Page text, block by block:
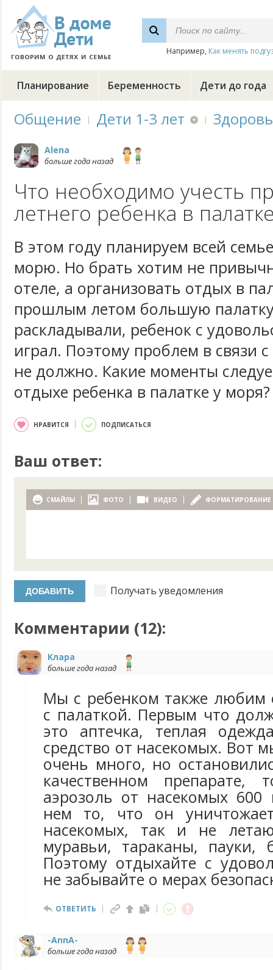
Например, Как менять
Планирование Беременность Дети до года
Общение Дети 1-3 лет
Alena
больше года назад
Что необходимо учесть
летнего ребенка в
В этом году планируем всей
морю. Но брать хотим не
отеле, а организовать отдых в
прошлым летом большую
раскладывали, ребенок с
играл. Поэтому проблем в связи
не должно. Какие моменты
отдыхе ребенка в палатке у моря?
НРАВИТСЯ ПОДПИСАТЬСЯ
Ваш ответ:
СМАЙЛЫ ФОТО ВИДЕО ФОРМАТИРОВАНИЕ
Получать уведомления
Комментарии (12):
Клара
больше года назад
Мы с ребенком также любим
с палаткой. Первым что
это аптечка, теплая
средство от насекомых. Вот
очень много, но
качественном препарате,
аэрозоль от насекомых
нем то, что он
насекомых, так и не
муравьи, тараканы, пауки,
Поэтому отдыхайте с
не забывайте о мерах
ОТВЕТИТЬ
-AnnA-
больше года назад